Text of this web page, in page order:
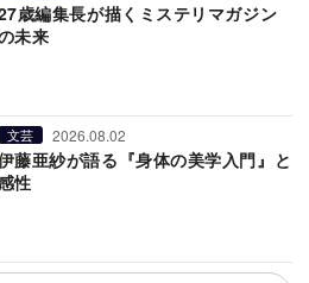
歳編集長が描くミステリマガジン
未来
文芸 2026.08.02
藤亜紗が語る『身体の美学入門』と
性